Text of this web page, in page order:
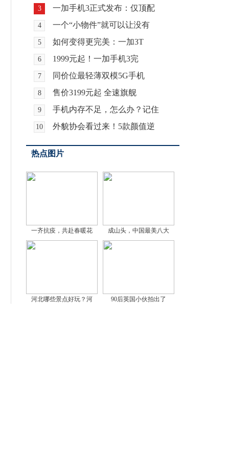
3 一加手机3正式发布：仅顶配
4 一个“小物件”就可以让没有
5 如何变得更完美：一加3T
6 1999元起！一加手机3完
7 同价位最轻薄双模5G手机
8 售价3199元起 全速旗舰
9 手机内存不足，怎么办？记住
10 外貌协会看过来！5款颜值逆
热点图片
一齐抗疫，共赴春暖花 成山头，中国最美八大
河北哪些景点好玩？河 90后英国小伙拍出了